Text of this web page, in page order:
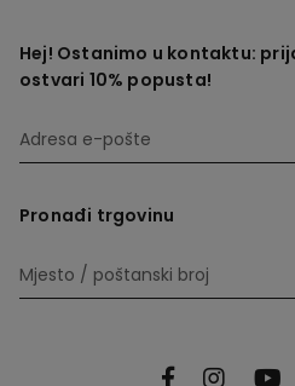
Hej! Ostanimo u kontaktu:
ostvari 10% popusta!
Pronađi trgovinu